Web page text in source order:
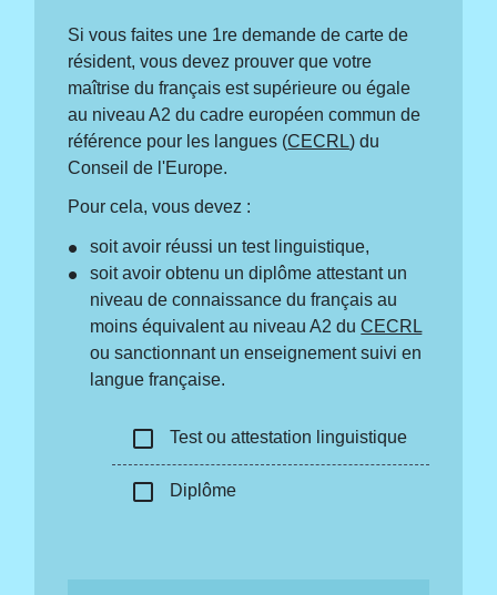
Si vous faites une 1re demande de carte de
résident, vous devez prouver que votre
maîtrise du français est supérieure ou égale
au niveau A2 du cadre européen commun de
référence pour les langues (CECRL) du
Conseil de l'Europe.
Pour cela, vous devez :
soit avoir réussi un test linguistique,
soit avoir obtenu un diplôme attestant un
niveau de connaissance du français au
moins équivalent au niveau A2 duCECRL
ou sanctionnant un enseignement suivi en
langue française.
check_box_outline_blank Test ou attestation linguistique
check_box_outline_blank Diplôme